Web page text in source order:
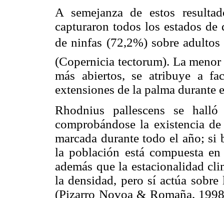
A semejanza de estos
capturaron todos los estados
de ninfas (72,2%) sobre adultos
(Copernicia tectorum). La
más abiertos, se atribuye a
extensiones de la palma durante
Rhodnius pallescens se
comprobándose la existencia
marcada durante todo el año;
la población está compuesta
además que la estacionalidad
la densidad, pero sí actúa
(Pizarro Novoa & Romaña,